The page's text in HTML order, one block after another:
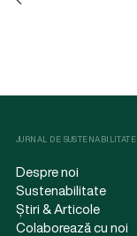
JURNAL DE SUSTENABILITATE
Despre noi
Sustenabilitate
Știri & Articole
Colaborează cu noi